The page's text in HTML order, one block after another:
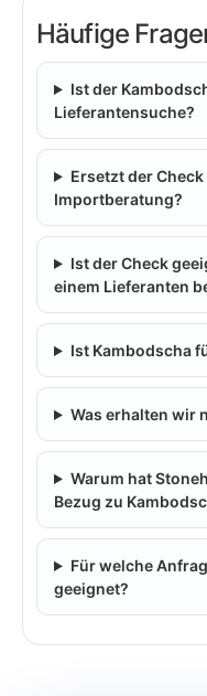
Häufige
Ist der
Lieferantensuche?
Ersetzt der
Importberatung?
Ist der Check
einem Lieferanten
Ist Kambodscha
Was erhalten wir
Warum hat
Bezug zu
Für welche
geeignet?